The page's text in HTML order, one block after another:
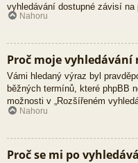
vyhledávání dostupné závisí na
Nahoru
Proč moje vyhledávání
Vámi hledaný výraz byl
běžných termínů, které phpBB
možnosti v „Rozšířeném
Nahoru
Proč se mi po